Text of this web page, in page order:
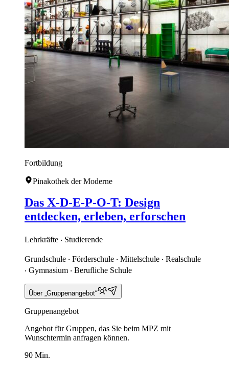
Fortbildung
Pinakothek der Moderne
Das X-D-E-P-O-T: Design
entdecken, erleben, erforschen
Lehrkräfte ‧ Studierende
Grundschule ‧ Förderschule ‧ Mittelschule ‧ Realschule
‧ Gymnasium ‧ Berufliche Schule
Über „Gruppenangebot“
Gruppenangebot
Angebot für Gruppen, das Sie beim MPZ mit
Wunschtermin anfragen können.
90 Min.